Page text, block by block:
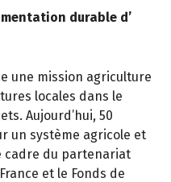
durable d’
une mission agriculture
locales dans le
Aujourd’hui, 50
un système agricole et
cadre du partenariat
et le Fonds de